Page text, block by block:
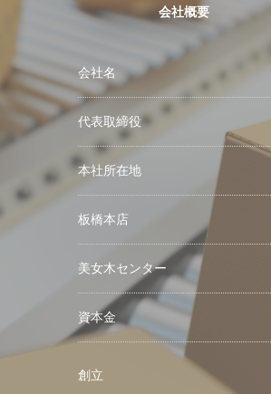
会社概要
会社名
代表取締役
本社所在地
板橋本店
美女木センター
資本金
創立